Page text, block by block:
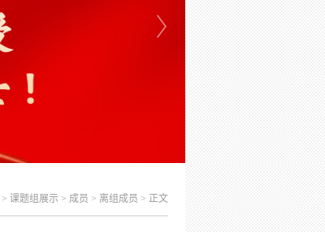
> 课题组展示 > 成员 > 离组成员 > 正文